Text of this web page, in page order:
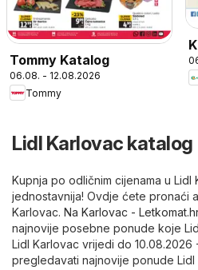
Tommy Katalog
06.08. - 12.08.2026
Tommy
Lidl Karlovac katalog
Kupnja po odličnim cijenama u Lidl
jednostavnija! Ovdje ćete pronaći
Karlovac. Na Karlovac -
najnovije posebne ponude koje
Lidl Karlovac vrijedi do 10.08.2026
pregledavati najnovije ponude